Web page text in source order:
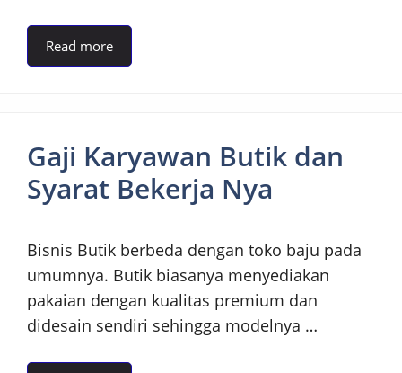
Read more
Gaji Karyawan Butik dan
Syarat Bekerja Nya
Bisnis Butik berbeda dengan toko baju pada
umumnya. Butik biasanya menyediakan
pakaian dengan kualitas premium dan
didesain sendiri sehingga modelnya …